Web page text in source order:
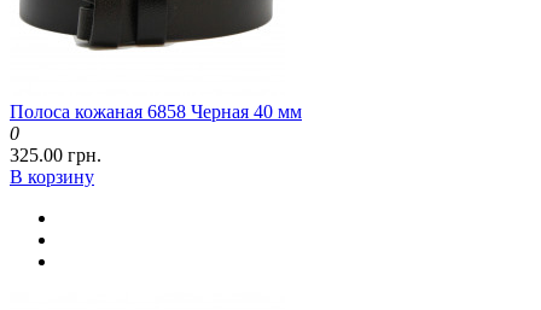
Полоса кожаная 6858 Черная 40 мм
0
325.00 грн.
В корзину